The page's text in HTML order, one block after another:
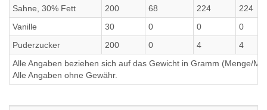
Sahne, 30% Fett
200 68 224
224
Vanille
30 0 0
0
Puderzucker
200 0 4
4
Alle Angaben beziehen sich auf das Gewicht in Gramm (Menge/
Alle Angaben ohne Gewähr.